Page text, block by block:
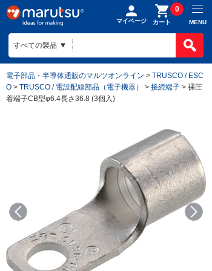
マイページ カート
0
MENU
電子部品・半導体通販のマルツオンライン > TRUSCO / ESC
O > TRUSCO / 電設配線部品（電子機器） > 接続端子 > 裸圧
着端子CB型φ6.4長さ36.8 (3個入)